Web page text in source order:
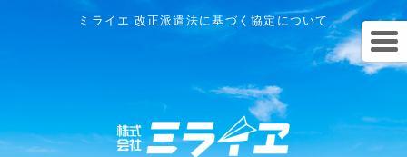
ミライエ 改正派遣法に基づく協定について